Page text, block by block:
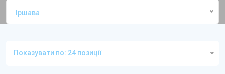
Іршава
Показувати по: 24 позиції